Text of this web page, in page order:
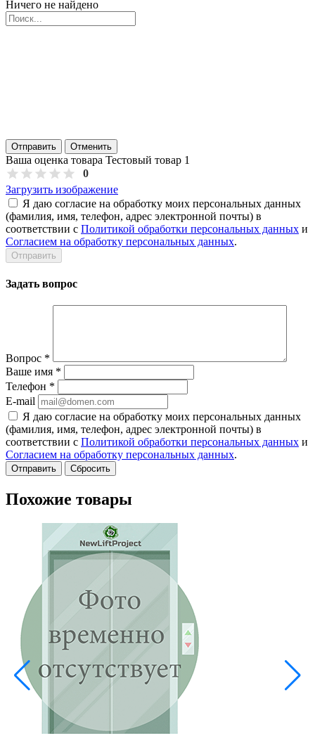
Ничего не найдено
Отправить Отменить
Ваша оценка товара Тестовый товар 1
0
Загрузить изображение
Я даю согласие на обработку моих персональных данных
(фамилия, имя, телефон, адрес электронной почты) в
соответствии с Политикой обработки персональных данных и
Согласием на обработку персональных данных.
Задать вопрос
Вопрос *
Ваше имя *
Телефон *
E-mail
Я даю согласие на обработку моих персональных данных
(фамилия, имя, телефон, адрес электронной почты) в
соответствии с Политикой обработки персональных данных и
Согласием на обработку персональных данных.
Сбросить
Похожие товары